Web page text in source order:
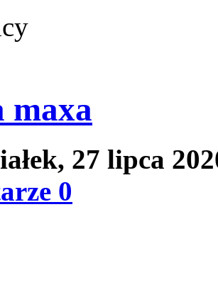
maxa
27 lipca
0